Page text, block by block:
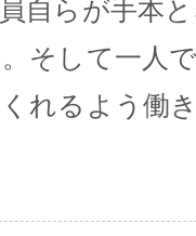
自らが手本
そして一人
れるよう働